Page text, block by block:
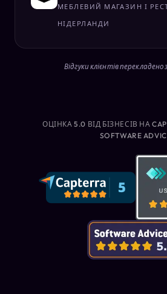
МЕБЛЕВИЙ МАГАЗИН І
НІДЕРЛАНДИ
Відгуки клієнтів перекладено
ОЦІНКА 5.0 ВІД БІЗНЕСІВ НА
SOFTWARE